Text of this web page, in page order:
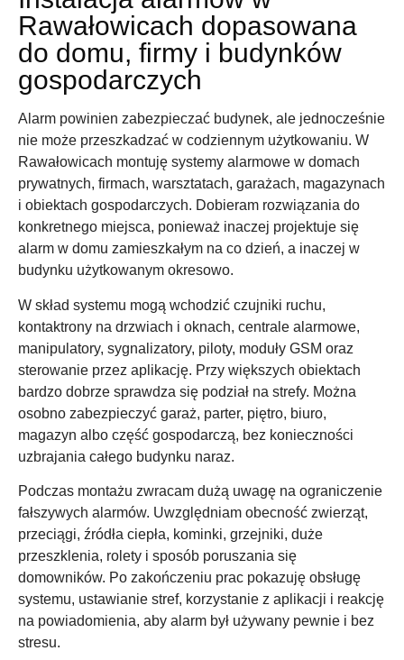
Rawałowicach dopasowana
do domu, firmy i budynków
gospodarczych
Alarm powinien zabezpieczać budynek, ale jednocześnie
nie może przeszkadzać w codziennym użytkowaniu. W
Rawałowicach montuję systemy alarmowe w domach
prywatnych, firmach, warsztatach, garażach, magazynach
i obiektach gospodarczych. Dobieram rozwiązania do
konkretnego miejsca, ponieważ inaczej projektuje się
alarm w domu zamieszkałym na co dzień, a inaczej w
budynku użytkowanym okresowo.
W skład systemu mogą wchodzić czujniki ruchu,
kontaktrony na drzwiach i oknach, centrale alarmowe,
manipulatory, sygnalizatory, piloty, moduły GSM oraz
sterowanie przez aplikację. Przy większych obiektach
bardzo dobrze sprawdza się podział na strefy. Można
osobno zabezpieczyć garaż, parter, piętro, biuro,
magazyn albo część gospodarczą, bez konieczności
uzbrajania całego budynku naraz.
Podczas montażu zwracam dużą uwagę na ograniczenie
fałszywych alarmów. Uwzględniam obecność zwierząt,
przeciągi, źródła ciepła, kominki, grzejniki, duże
przeszklenia, rolety i sposób poruszania się
domowników. Po zakończeniu prac pokazuję obsługę
systemu, ustawianie stref, korzystanie z aplikacji i reakcję
na powiadomienia, aby alarm był używany pewnie i bez
stresu.